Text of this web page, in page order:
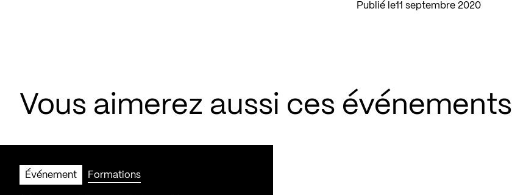
Publié le 11 septembre 2020
Vous aimerez aussi ces événements
Événement Formations